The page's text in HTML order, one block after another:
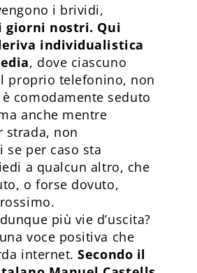
i brividi,
giorni nostri. Qui
individualistica
, dove ciascuno
proprio telefonino, non
comodamente seduto
anche mentre
strada, non
se per caso sta
a qualcun altro, che
o forse dovuto,
più vie d’uscita?
voce positiva che
internet.Secondo il